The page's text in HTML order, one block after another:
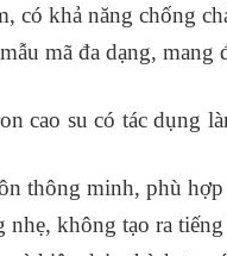
có khả năng chống
mã đa dạng,
cao su có tác dụng
thông minh, phù
nhẹ, không tạo ra